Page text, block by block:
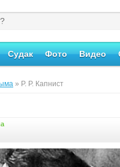
Судак Фото Видео
» Р. Р. Капнист